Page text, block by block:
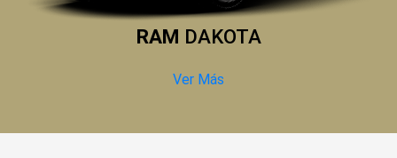
RAM DAKOTA
Ver Más